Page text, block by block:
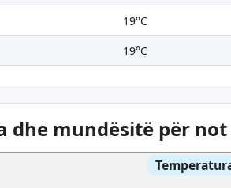
19°C
19°C
dhe mundësitë për not